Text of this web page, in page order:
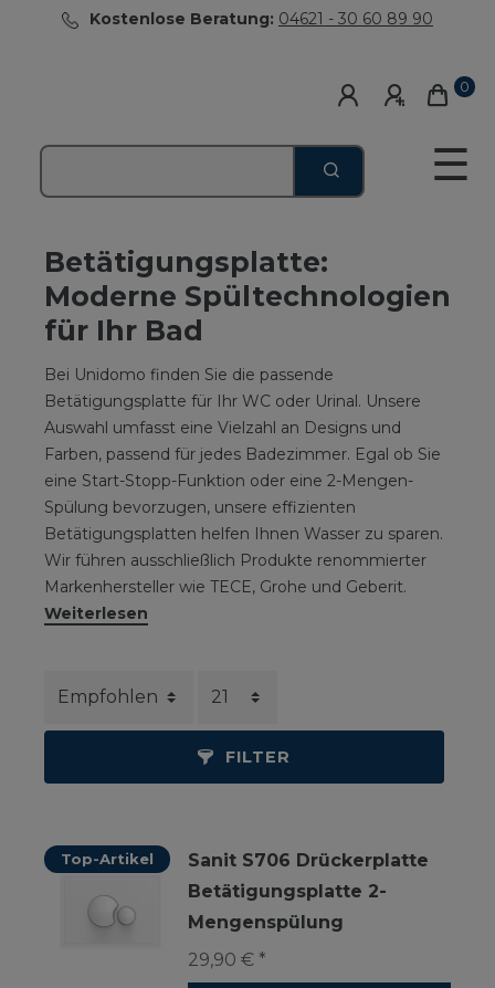
Kostenlose Beratung: 04621 - 30 60 89 90
0
☰
Betätigungsplatte:
Moderne Spültechnologien
für Ihr Bad
Bei Unidomo finden Sie die passende
Betätigungsplatte für Ihr WC oder Urinal. Unsere
Auswahl umfasst eine Vielzahl an Designs und
Farben, passend für jedes Badezimmer. Egal ob Sie
eine Start-Stopp-Funktion oder eine 2-Mengen-
Spülung bevorzugen, unsere effizienten
Betätigungsplatten helfen Ihnen Wasser zu sparen.
Wir führen ausschließlich Produkte renommierter
Markenhersteller wie TECE, Grohe und Geberit.
Weiterlesen
FILTER
Top-Artikel
Sanit S706 Drückerplatte
Betätigungsplatte 2-
Mengenspülung
29,90 € *